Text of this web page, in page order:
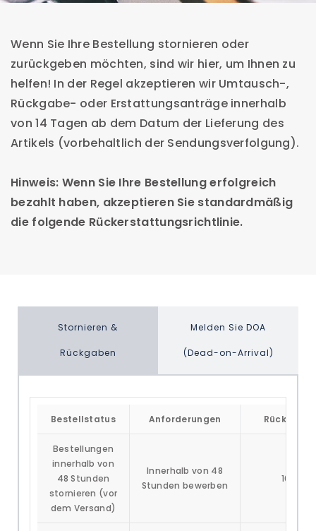
Wenn Sie Ihre Bestellung stornieren oder
zurückgeben möchten, sind wir hier, um Ihnen zu
helfen! In der Regel akzeptieren wir Umtausch-,
Rückgabe- oder Erstattungsanträge innerhalb
von 14 Tagen ab dem Datum der Lieferung des
Artikels (vorbehaltlich der Sendungsverfolgung).
Hinweis: Wenn Sie Ihre Bestellung erfolgreich
bezahlt haben, akzeptieren Sie standardmäßig
die folgende Rückerstattungsrichtlinie.
Stornieren &
Rückgaben
Melden Sie DOA
(Dead-on-Arrival)
Bestellstatus Anforderungen
Bestellungen
innerhalb von
48 Stunden
stornieren (vor
dem Versand)
Innerhalb von 48
Stunden bewerben
100 %